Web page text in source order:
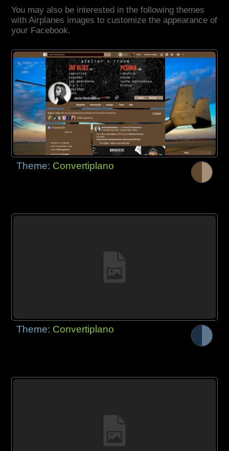
You may also be interested in the following themes
with Airplanes images to customize the appearance of
your Facebook.
Theme: Convertiplano
Theme: Convertiplano